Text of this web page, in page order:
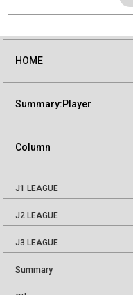
HOME
Summary:Player
Column
J1 LEAGUE
J2 LEAGUE
J3 LEAGUE
Summary